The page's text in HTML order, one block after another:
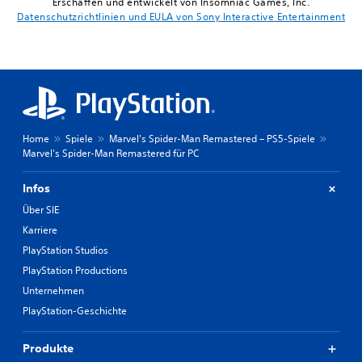
Datenschutzrichtlinien und EULA von Sony Interactive Entertainment
Home Spiele
Marvel's Spider-Man Remastered – PS5-Spiele
Marvel's Spider-Man Remastered für PC
Infos
Über SIE
Karriere
PlayStation Studios
PlayStation Productions
Unternehmen
PlayStation-Geschichte
Produkte